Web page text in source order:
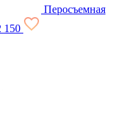
Перосъемная
150